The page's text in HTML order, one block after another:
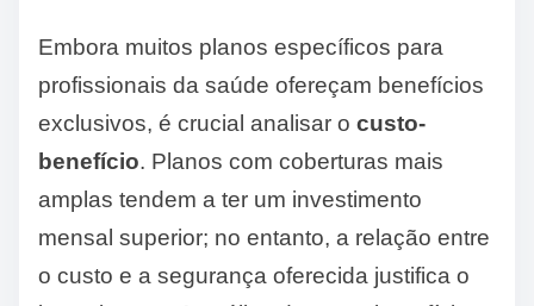
Embora muitos planos específicos para
profissionais da saúde ofereçam benefícios
exclusivos, é crucial analisar o custo-
benefício. Planos com coberturas mais
amplas tendem a ter um investimento
mensal superior; no entanto, a relação entre
o custo e a segurança oferecida justifica o